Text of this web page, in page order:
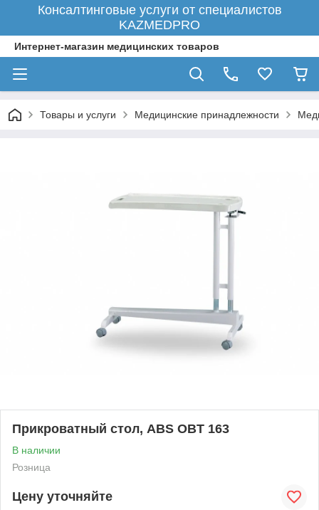
Консалтинговые услуги от специалистов
KAZMEDPRO
Интернет-магазин медицинских товаров
Товары и услуги Медицинские принадлежности
Прикроватный стол, ABS OBT 163
В наличии
Розница
Цену уточняйте